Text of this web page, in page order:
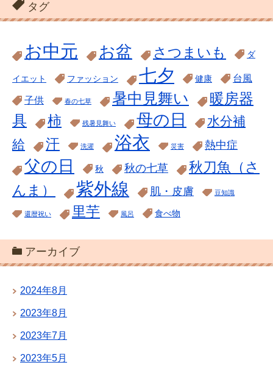
タグ
お中元 お盆 さつまいも ダ
イエット ファッション 七夕 健康
台風
子供
春の七草 暑中見舞い
暖房器
具
柿 残暑見舞い 母の日
水分補
給
汗 洗濯 浴衣 災害 熱中症
父の日 秋 秋の七草
秋刀魚（さ
んま）
紫外線 肌・皮膚 豆知識
還暦祝い 里芋 風呂 食べ物
アーカイブ
2024年8月
2023年8月
2023年7月
2023年5月